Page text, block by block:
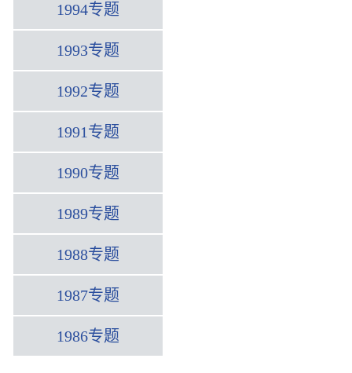
1994专题
1993专题
1992专题
1991专题
1990专题
1989专题
1988专题
1987专题
1986专题